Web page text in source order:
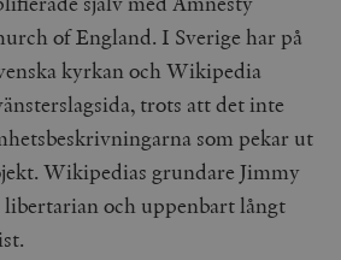
of England. I Sverige har på
kyrkan och Wikipedia
trots att det inte
som pekar ut
Wikipedias grundare Jimmy
libertarian och uppenbart långt